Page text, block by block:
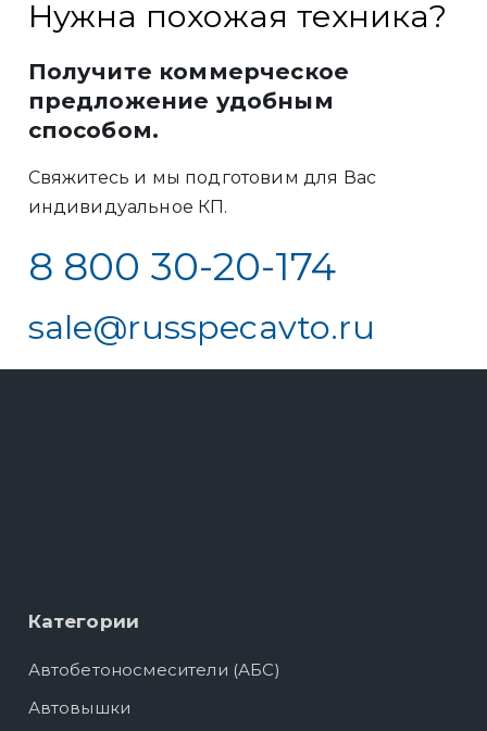
Нужна похожая техника?
Получите коммерческое
предложение удобным
способом.
Свяжитесь и мы подготовим для Вас
индивидуальное КП.
8 800 30-20-174
sale@russpecavto.ru
Категории
Автобетоносмесители (АБС)
Автовышки